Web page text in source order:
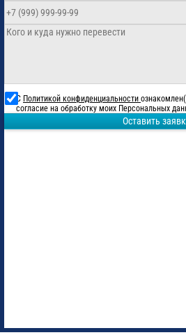
С Политикой конфиденциальности
согласие на обработку моих Персональных
Оставить